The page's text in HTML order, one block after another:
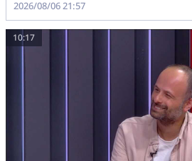
2026/08/06 21:57
10:17